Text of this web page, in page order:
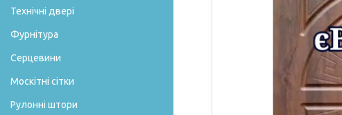
Технічні двері
Фурнітура
Серцевини
Москітні сітки
Рулонні штори